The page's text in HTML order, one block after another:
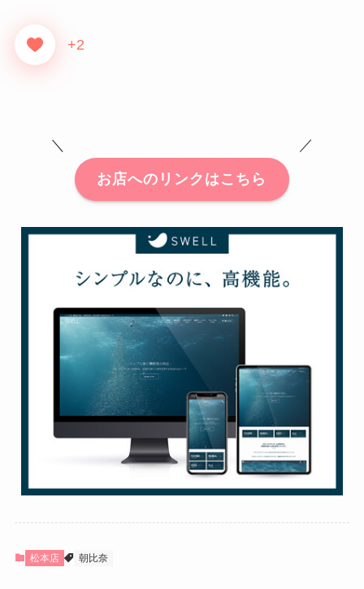
+2
＼ ／
お店へのリンクはこちら
松本店 朝比奈